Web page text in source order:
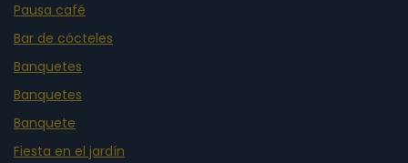
Pausa café
Bar de cócteles
Banquetes
Banquetes
Banquete
Fiesta en el jardín